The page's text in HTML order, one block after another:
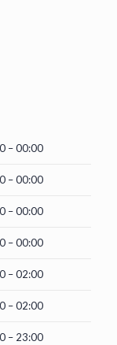
– 00:00
– 00:00
– 00:00
– 00:00
– 02:00
– 02:00
– 23:00